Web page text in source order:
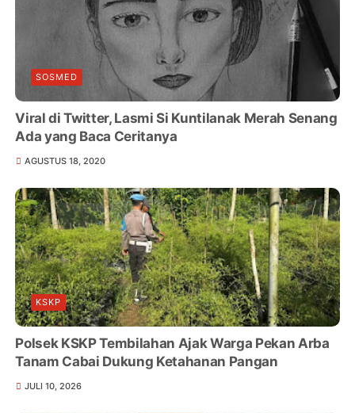
SOSMED
Viral di Twitter, Lasmi Si Kuntilanak Merah Senang
Ada yang Baca Ceritanya
AGUSTUS 18, 2020
KSKP
Polsek KSKP Tembilahan Ajak Warga Pekan Arba
Tanam Cabai Dukung Ketahanan Pangan
JULI 10, 2026